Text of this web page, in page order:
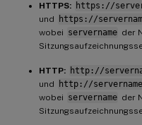
HTTPS: https://
und
https://
wobei servername der
HTTP: http://
und
http://
wobei servername der